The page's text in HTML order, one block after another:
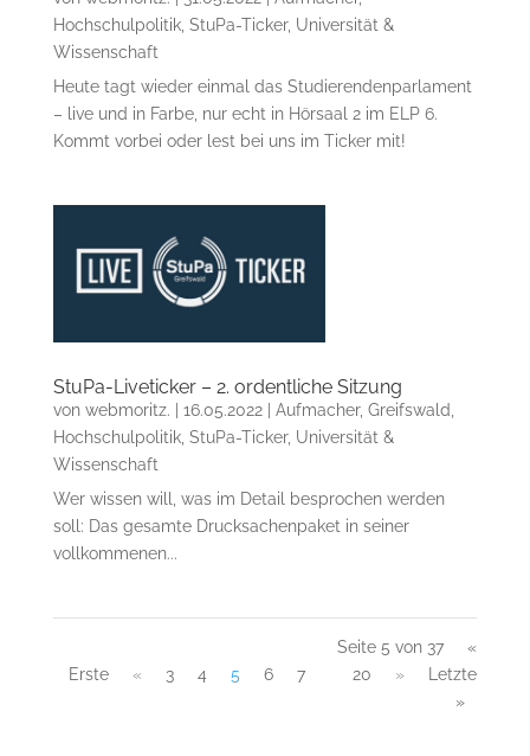
Hochschulpolitik, StuPa-Ticker, Universität &
Wissenschaft
Heute tagt wieder einmal das Studierendenparlament
– live und in Farbe, nur echt in Hörsaal 2 im ELP 6.
Kommt vorbei oder lest bei uns im Ticker mit!
StuPa-Liveticker – 2. ordentliche Sitzung
von webmoritz. 16.05.2022| Aufmacher, Greifswald,
Hochschulpolitik, StuPa-Ticker, Universität &
Wissenschaft
Wer wissen will, was im Detail besprochen werden
soll: Das gesamte Drucksachenpaket in seiner
vollkommenen...
Seite 5 von 37
«
Erste
« 3 4 5 6 7 20 »
Letzte
»